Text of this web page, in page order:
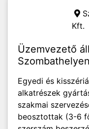
Kft.
Üzemvezető
Szombathelyen
Egyedi és
alkatrészek
szakmai
beosztottak (3-6